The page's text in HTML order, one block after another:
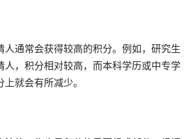
人通常会获得较高的积分。例如，研究生
人，积分相对较高，而本科学历或中专学
就会有所减少。